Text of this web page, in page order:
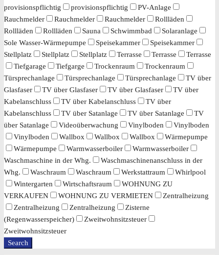
provisionspflichtig
provisionspflichtig
PV-Anlage
Rauchmelder
Rauchmelder Rauchmelder
Rollläden
Rollläden
Rollläden Sauna Schwimmbad
Solaranlage
Sole Wasser-Wärmepumpe
Speisekammer
Speisekammer
Stellplatz
Stellplatz Stellplatz Terrasse Terrasse
Terrasse
Tiefgarage
Tiefgarge Trockenraum
Trockenraum
Türsprechanlage
Türsprechanlage Türsprechanlage
TV über
Glasfaser
TV über Glasfaser TV über Glasfaser
TV über
Kabelanschluss
TV über Kabelanschluss
TV über
Kabelanschluss
TV über Satanlage TV über Satanlage
TV
über Satanlage
Videoüberwachung Vinylboden
Vinylboden
Vinylboden
Wallbox Wallbox Wallbox
Wärmepumpe
Wärmepumpe
Warmwasserboiler
Warmwasserboiler
Waschmaschine in der Whg.
Waschmaschinenanschluss in der
Whg.
Waschraum Waschraum Werkstattraum
Whirlpool
Wintergarten
Wirtschaftsraum
WOHNUNG ZU
VERKAUFEN
WOHNUNG ZU VERMIETEN
Zentralheizung
Zentralheizung
Zentralheizung
Zisterne
(Regenwasserspeicher)
Zweitwohnsitzsteuer
Zweitwohnsitzsteuer
Search